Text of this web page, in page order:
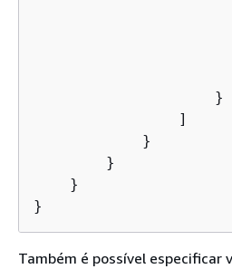
                    }
                ]
            }
        }
    }
}
Também é possível especificar